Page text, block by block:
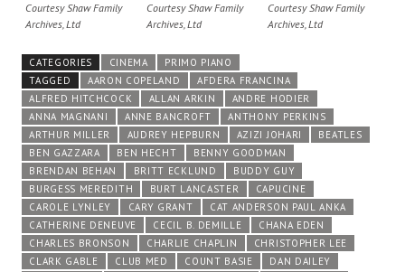
Courtesy Shaw Family
Archives, Ltd
Courtesy Shaw Family
Archives, Ltd
Courtesy Shaw Family
Archives, Ltd
CATEGORIES CINEMA
PRIMO PIANO
TAGGED
AARON COPELAND
AFDERA FRANCINA
ALFRED HITCHCOCK
ALLAN ARKIN
ANDRE HODIER
ANNA MAGNANI
ANNE BANCROFT
ANTHONY PERKINS
ARTHUR MILLER
AUDREY HEPBURN AZIZI JOHARI
BEATLES
BEN GAZZARA
BEN HECHT
BENNY GOODMAN
BRENDAN BEHAN
BRITT ECKLUND
BUDDY GUY
BURGESS MEREDITH
BURT LANCASTER
CAPUCINE
CAROLE LYNLEY
CARY GRANT
CAT ANDERSON PAUL ANKA
CATHERINE DENEUVE
CECIL B. DEMILLE
CHANA EDEN
CHARLES BRONSON
CHARLIE CHAPLIN
CHRISTOPHER LEE
CLARK GABLE
CLUB MED COUNT BASIE
DAN DAILEY